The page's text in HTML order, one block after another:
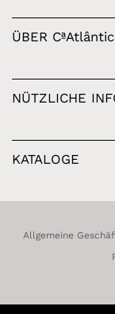
ÜBER
NÜTZLICHE
KATALOGE
Allgemeine